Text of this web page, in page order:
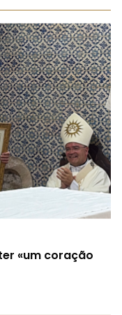
«um coração